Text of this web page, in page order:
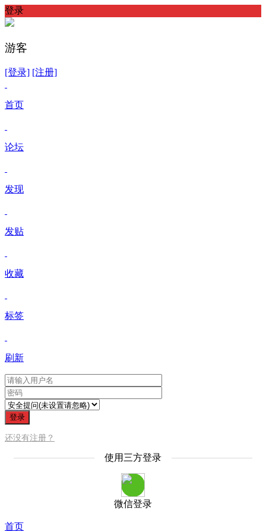
登录
游客
[登录] [注册]
首页
论坛
发现
发贴
收藏
标签
刷新
登录
还没有注册？
使用三方登录
微信登录
首页